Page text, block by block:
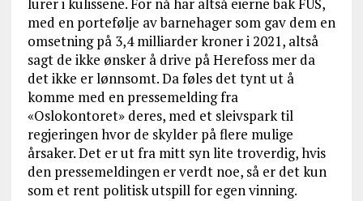
med en portefølje av barnehager som gav dem en
omsetning på 3,4 milliarder kroner i 2021, altså
sagt de ikke ønsker å drive på Herefoss mer da
det ikke er lønnsomt. Da føles det tynt ut å
komme med en pressemelding fra
«Oslokontoret» deres, med et sleivspark til
regjeringen hvor de skylder på flere mulige
årsaker. Det er ut fra mitt syn lite troverdig, hvis
den pressemeldingen er verdt noe, så er det kun
som et rent politisk utspill for egen vinning.